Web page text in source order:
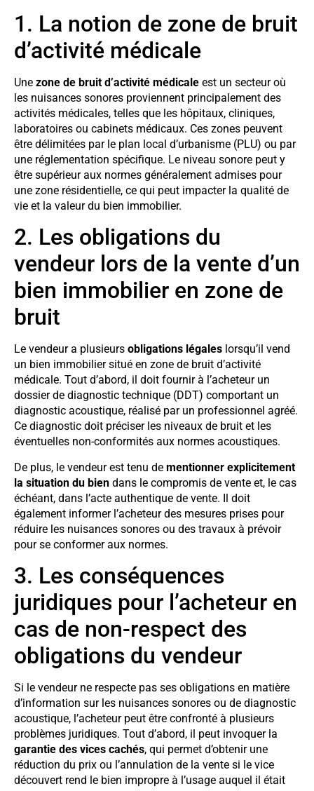
1. La notion de zone de bruit
d’activité médicale
Une zone de bruit d’activité médicale est un secteur où
les nuisances sonores proviennent principalement des
activités médicales, telles que les hôpitaux, cliniques,
laboratoires ou cabinets médicaux. Ces zones peuvent
être délimitées par le plan local d’urbanisme (PLU) ou par
une réglementation spécifique. Le niveau sonore peut y
être supérieur aux normes généralement admises pour
une zone résidentielle, ce qui peut impacter la qualité de
vie et la valeur du bien immobilier.
2. Les obligations du
vendeur lors de la vente d’un
bien immobilier en zone de
bruit
Le vendeur a plusieurs obligations légales lorsqu’il vend
un bien immobilier situé en zone de bruit d’activité
médicale. Tout d’abord, il doit fournir à l’acheteur un
dossier de diagnostic technique (DDT) comportant un
diagnostic acoustique, réalisé par un professionnel agréé.
Ce diagnostic doit préciser les niveaux de bruit et les
éventuelles non-conformités aux normes acoustiques.
De plus, le vendeur est tenu de mentionner explicitement
la situation du bien dans le compromis de vente et, le cas
échéant, dans l’acte authentique de vente. Il doit
également informer l’acheteur des mesures prises pour
réduire les nuisances sonores ou des travaux à prévoir
pour se conformer aux normes.
3. Les conséquences
juridiques pour l’acheteur en
cas de non-respect des
obligations du vendeur
Si le vendeur ne respecte pas ses obligations en matière
d’information sur les nuisances sonores ou de diagnostic
acoustique, l’acheteur peut être confronté à plusieurs
problèmes juridiques. Tout d’abord, il peut invoquer la
garantie des vices cachés, qui permet d’obtenir une
réduction du prix ou l’annulation de la vente si le vice
découvert rend le bien impropre à l’usage auquel il était